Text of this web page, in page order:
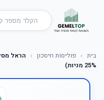
בית › פוליסות חיסכון ›
הראל
25% מניות)